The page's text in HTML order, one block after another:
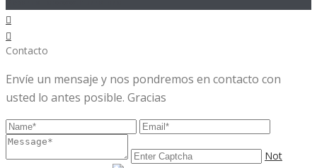
Contacto
Envíe un mensaje y nos pondremos en contacto con
usted lo antes posible. Gracias
Not